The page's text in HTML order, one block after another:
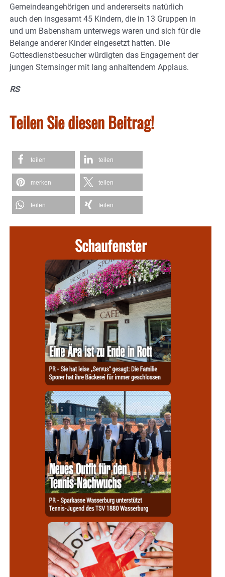
Gemeindeangehörigen und andererseits natürlich
auch den insgesamt 45 Kindern, die in 13 Gruppen in
und um Babensham unterwegs waren und sich für die
Belange anderer Kinder eingesetzt hatten. Die
Gottesdienstbesucher würdigten das Engagement der
jungen Sternsinger mit lang anhaltendem Applaus.
RS
Teilen Sie diesen Beitrag!
teilen teilen
merken teilen
teilen teilen
Schaufenster